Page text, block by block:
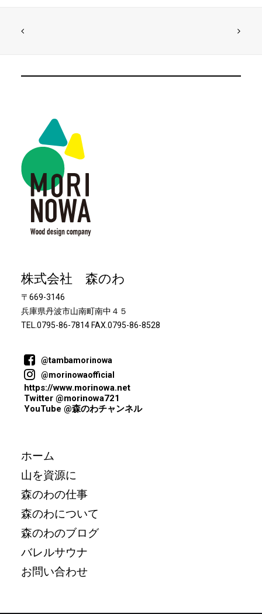
株式会社 森のわ
〒669-3146
兵庫県丹波市山南町南中４５
TEL.0795-86-7814 FAX.0795-86-8528
@tambamorinowa
@morinowaofficial
https://www.morinowa.net
Twitter @morinowa721
YouTube @森のわチャンネル
ホーム
山を資源に
森のわの仕事
森のわについて
森のわのブログ
バレルサウナ
お問い合わせ